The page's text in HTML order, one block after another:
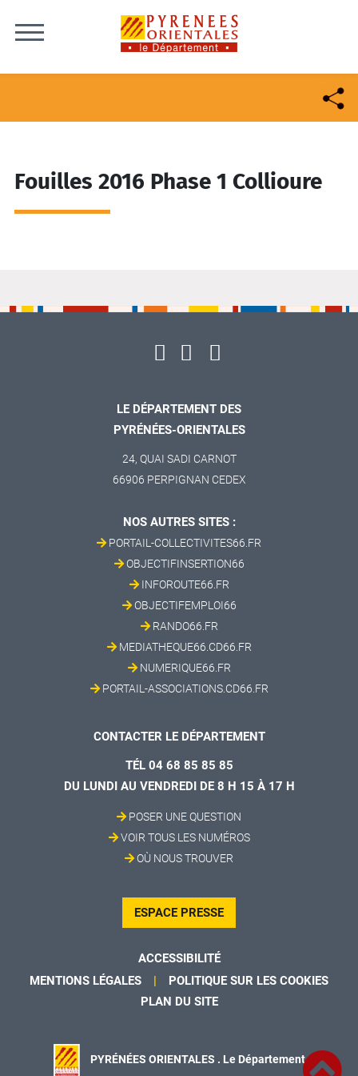
Fouilles 2016 Phase 1 Collioure
LE DÉPARTEMENT DES
PYRÉNÉES-ORIENTALES
24, QUAI SADI CARNOT
66906 PERPIGNAN CEDEX
NOS AUTRES SITES :
PORTAIL-COLLECTIVITES66.FR
OBJECTIFINSERTION66
INFOROUTE66.FR
OBJECTIFEMPLOI66
RANDO66.FR
MEDIATHEQUE66.CD66.FR
NUMERIQUE66.FR
PORTAIL-ASSOCIATIONS.CD66.FR
CONTACTER LE DÉPARTEMENT
TÉL 04 68 85 85 85
DU LUNDI AU VENDREDI DE 8 H 15 À 17 H
POSER UNE QUESTION
VOIR TOUS LES NUMÉROS
OÙ NOUS TROUVER
ESPACE PRESSE
ACCESSIBILITÉ
MENTIONS LÉGALES
POLITIQUE SUR LES COOKIES
PLAN DU SITE
PYRÉNÉES ORIENTALES . Le Département